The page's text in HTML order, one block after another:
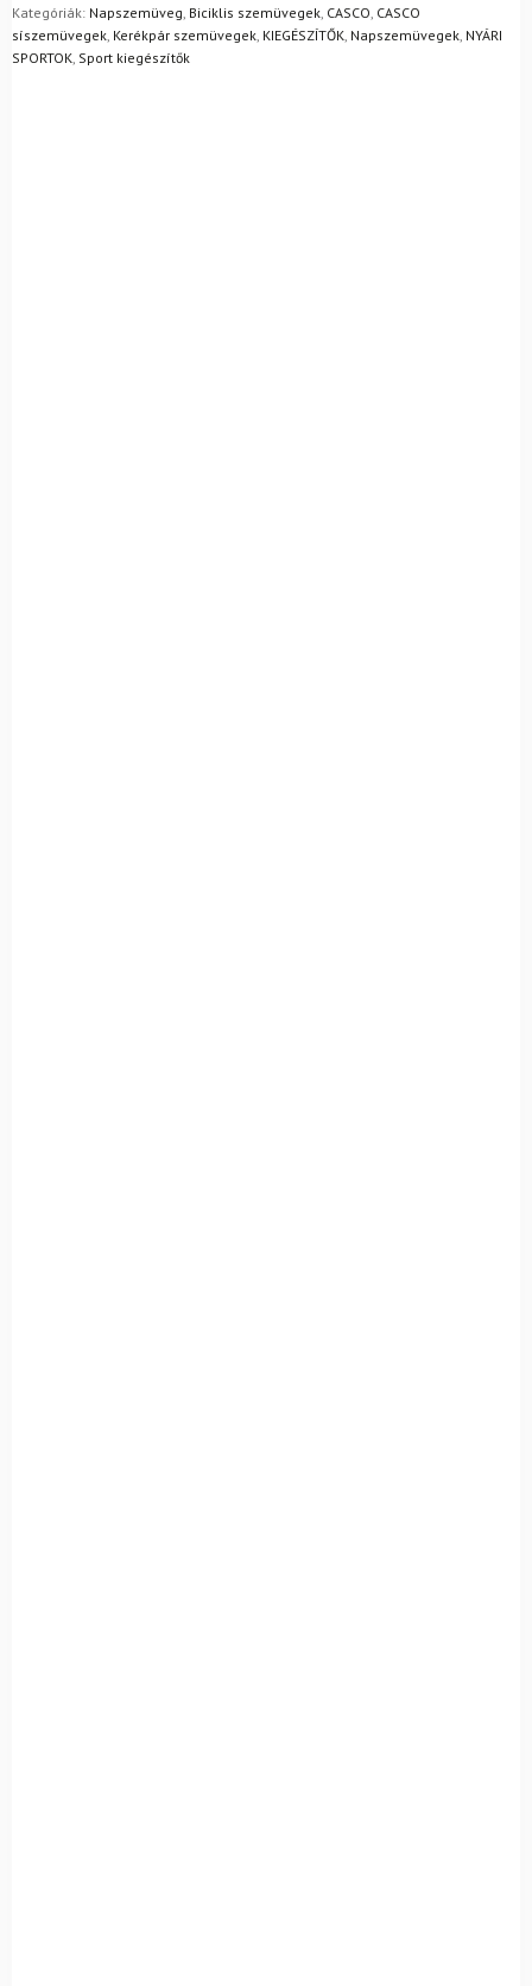
Mik a visszaküldés feltételei?
Kategóriák: Napszemüveg Biciklis szemüvegek CASCO CASCO
síszemüvegek Kerékpár szemüvegek KIEGÉSZÍTŐK Napszemüvegek NYÁRI
SPORTOK Sport kiegészítők